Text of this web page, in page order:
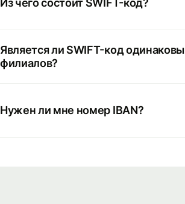
Из чего состоит SWIFT-код?
Является ли SWIFT-код
филиалов?
Нужен ли мне номер IBAN?